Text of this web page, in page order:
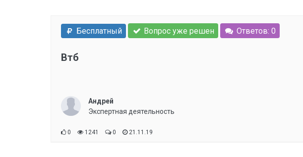
Бесплатный Вопрос уже решен Ответов: 0
Втб
Андрей
Экспертная деятельность
0 1241 0 21.11.19